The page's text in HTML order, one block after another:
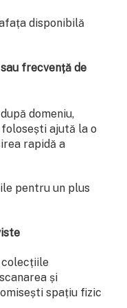
disponibilă
frecvență de
domeniu,
ajută la o
rapidă a
pentru un plus
colecțiile
și
spațiu fizic